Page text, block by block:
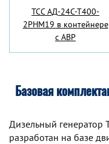
TCC АД-24С-Т400-
2РНМ19 в контейнере
с АВР
Базовая
Дизельный
разработан на базе